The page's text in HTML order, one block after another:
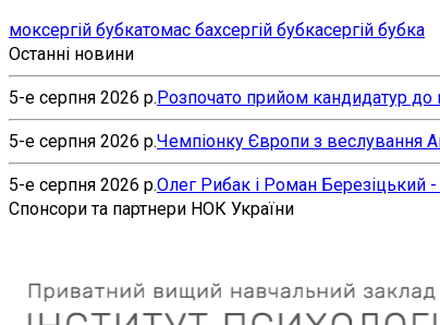
моксергій бубкатомас бахсергій бубкасергій бубка
Останні новини
5-е серпня 2026 р.Розпочато прийом кандидатур до
5-е серпня 2026 р.Чемпіонку Європи з веслування
5-е серпня 2026 р.Олег Рибак і Роман Березіцький
Спонсори та партнери НОК України